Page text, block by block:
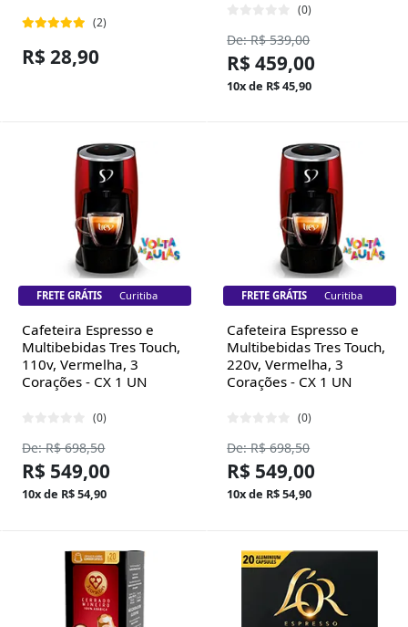
(2)
R$ 28,90
(0)
De: R$ 539,00
R$ 459,00
10x de R$ 45,90
FRETE GRÁTIS Florianópolis
Cafeteira Espresso e
Multibebidas Tres Touch,
110v, Vermelha, 3
Corações - CX 1 UN
(0)
De: R$ 698,50
R$ 549,00
10x de R$ 54,90
FRETE GRÁTIS Florianópolis
Cafeteira Espresso e
Multibebidas Tres Touch,
220v, Vermelha, 3
Corações - CX 1 UN
(0)
De: R$ 698,50
R$ 549,00
10x de R$ 54,90